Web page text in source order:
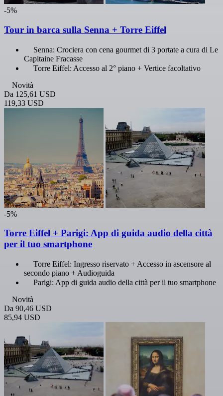
-5%
Tour in barca sulla Senna + Torre Eiffel
Senna: Crociera con cena gourmet di 3 portate a cura di Le
Capitaine Fracasse
Torre Eiffel: Accesso al 2° piano + Vertice facoltativo
Novità
Da 125,61 USD
119,33 USD
-5%
Torre Eiffel + Parigi: App di guida audio della città
per il tuo smartphone
Torre Eiffel: Ingresso riservato + Accesso in ascensore al
secondo piano + Audioguida
Parigi: App di guida audio della città per il tuo smartphone
Novità
Da 90,46 USD
85,94 USD